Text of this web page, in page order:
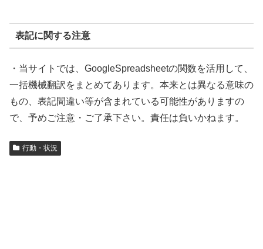
表記に関する注意
・当サイトでは、GoogleSpreadsheetの関数を活用して、
一括機械翻訳をまとめてあります。本来とは異なる意味の
もの、表記間違い等が含まれている可能性がありますの
で、予めご注意・ご了承下さい。責任は負いかねます。
行動・状況